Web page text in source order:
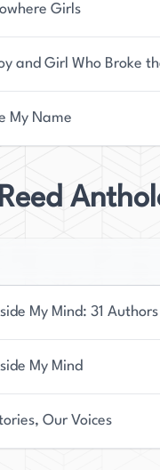
Girls
and Girl Who Broke
My Name
My Mind: 31
My Mind
Our Voices